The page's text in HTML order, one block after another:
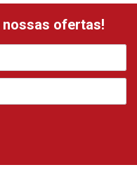
ofertas!